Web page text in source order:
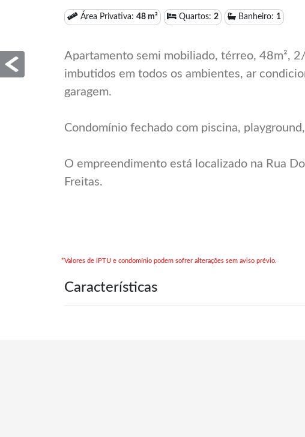
Área Privativa: 48 m² Quartos: 2 Banheiro: 1
Apartamento semi mobiliado, térreo, 48m²,
imbutidos em todos os ambientes, ar
garagem.
Condomínio fechado com piscina,
O empreendimento está localizado na Rua
Freitas.
*Valores de IPTU e condomínio podem sofrer alterações sem aviso prévio.
Características